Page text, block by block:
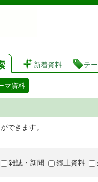
茨城
新着資料 テ
マ資料
できます。
雑誌・新聞 郷土資料